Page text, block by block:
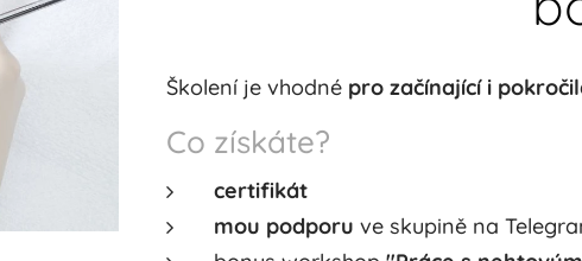
Školení je vhodné pro začínající i
Co získáte?
certifikát
mou podporu ve skupině na